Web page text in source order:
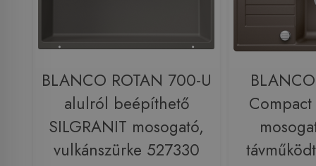
BLANCO ROTAN 700-U
alulról beépíthető
SILGRANIT mosogató,
vulkánszürke 527330
Compact